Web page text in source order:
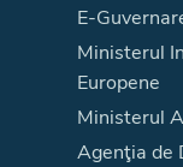
E-
Ministerul
Europene
Ministerul
Agenţia de